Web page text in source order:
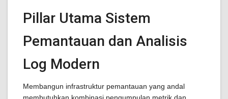
Pillar Utama Sistem
Pemantauan dan Analisis
Log Modern
Membangun infrastruktur pemantauan yang andal